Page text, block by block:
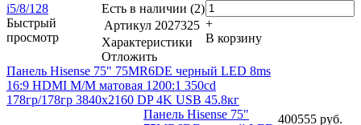
Быстрый
просмотр
Есть в наличии (2)
Артикул 2027325
Характеристики
Отложить
+
В корзину
Панель Hisense 75" 75MR6DE черный LED 8ms
16:9 HDMI M/M матовая 1200:1 350cd
178гр/178гр 3840x2160 DP 4K USB 45.8кг
Панель Hisense 75"
400555 руб.